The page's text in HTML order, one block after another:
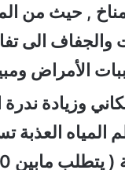
, حيث من
والجفاف الى
الأمراض
وزيادة